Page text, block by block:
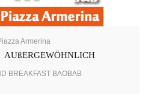
Armerina
AUßERGEWÖHNLICH
BREAKFAST BAOBAB